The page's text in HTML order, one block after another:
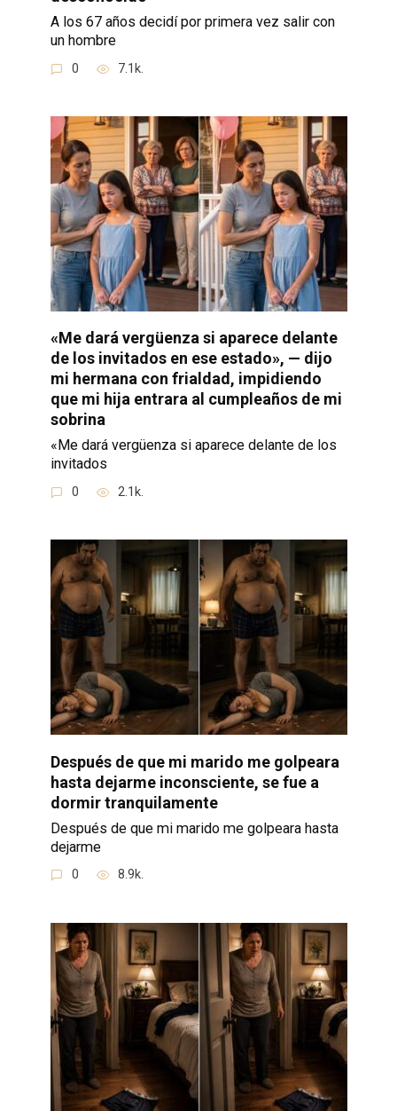
A los 67 años decidí por primera vez salir con
un hombre
0 7.1k.
«Me dará vergüenza si aparece delante
de los invitados en ese estado», — dijo
mi hermana con frialdad, impidiendo
que mi hija entrara al cumpleaños de mi
sobrina
«Me dará vergüenza si aparece delante de los
invitados
0 2.1k.
Después de que mi marido me golpeara
hasta dejarme inconsciente, se fue a
dormir tranquilamente
Después de que mi marido me golpeara hasta
dejarme
0 8.9k.